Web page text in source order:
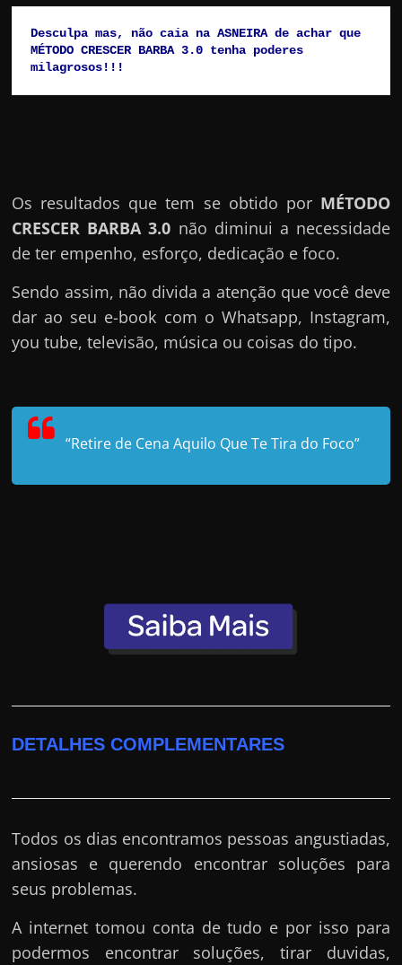
Desculpa mas, não caia na ASNEIRA de achar que
MÉTODO CRESCER BARBA 3.0 tenha poderes
milagrosos!!!
Os resultados que tem se obtido por MÉTODO
CRESCER BARBA 3.0 não diminui a necessidade
de ter empenho, esforço, dedicação e foco.
Sendo assim, não divida a atenção que você deve
dar ao seu e-book com o Whatsapp, Instagram,
you tube, televisão, música ou coisas do tipo.
“Retire de Cena Aquilo Que Te Tira do Foco”
DETALHES COMPLEMENTARES
Todos os dias encontramos pessoas angustiadas,
ansiosas e querendo encontrar soluções para
seus problemas.
A internet tomou conta de tudo e por isso para
podermos encontrar soluções, tirar duvidas,